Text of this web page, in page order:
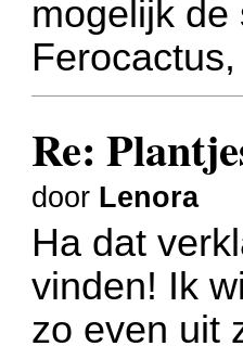
mogelijk
Re:
door Lenora
Ha dat
vinden! Ik
zo even uit